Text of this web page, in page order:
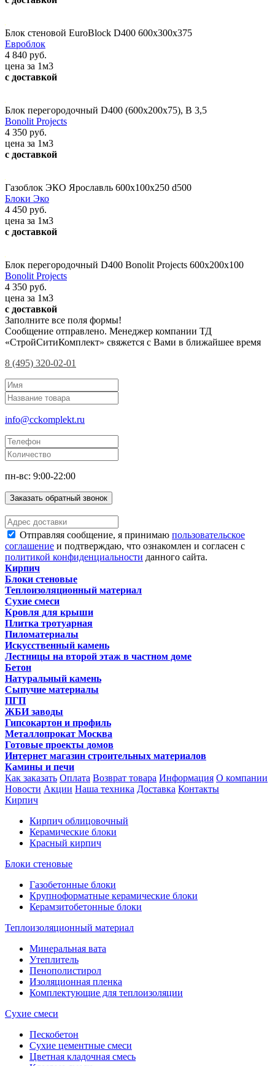
Блок стеновой EuroBlock D400 600x300x375
Евроблок
4 840 руб.
цена за 1м3
с доставкой
Блок перегородочный D400 (600х200х75), В 3,5
Bonolit Projects
4 350 руб.
цена за 1м3
с доставкой
Газоблок ЭКО Ярославль 600х100х250 d500
Блоки Эко
4 450 руб.
цена за 1м3
с доставкой
Блок перегородочный D400 Bonolit Projects 600х200х100
Bonolit Projects
4 350 руб.
цена за 1м3
с доставкой
Заполните все поля формы!
Сообщение отправлено. Менеджер компании ТД
«СтройСитиКомплект» свяжется с Вами в ближайшее время
8 (495) 320-02-01
info@cckomplekt.ru
пн-вс: 9:00-22:00
Заказать обратный звонок
Отправляя сообщение, я принимаю пользовательское
соглашение и подтверждаю, что ознакомлен и согласен с
политикой конфиденциальности данного сайта.
Кирпич
Блоки стеновые
Теплоизоляционный материал
Сухие смеси
Кровля для крыши
Плитка тротуарная
Пиломатериалы
Искусственный камень
Лестницы на второй этаж в частном доме
Бетон
Натуральный камень
Сыпучие материалы
ПГП
ЖБИ заводы
Гипсокартон и профиль
Металлопрокат Москва
Готовые проекты домов
Интернет магазин строительных материалов
Камины и печи
Как заказать Оплата Возврат товара Информация О компании
Новости Акции Наша техника Доставка Контакты
Кирпич
Кирпич облицовочный
Керамические блоки
Красный кирпич
Блоки стеновые
Газобетонные блоки
Крупноформатные керамические блоки
Керамзитобетонные блоки
Теплоизоляционный материал
Минеральная вата
Утеплитель
Пенополистирол
Изоляционная пленка
Комплектующие для теплоизоляции
Сухие смеси
Пескобетон
Сухие цементные смеси
Цветная кладочная смесь